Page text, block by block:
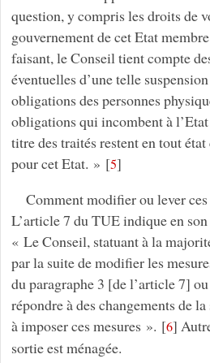
question, y compris les droits de
gouvernement de cet Etat
faisant, le Conseil tient compte
éventuelles d’une telle
obligations des personnes
obligations qui incombent à
titre des traités restent en tout
pour cet Etat. » [5]
Comment modifier ou lever
L’article 7 du TUE indique en
« Le Conseil, statuant à la
par la suite de modifier les
du paragraphe 3 [de l’article 7]
répondre à des changements de
à imposer ces mesures ». [6]
sortie est ménagée.